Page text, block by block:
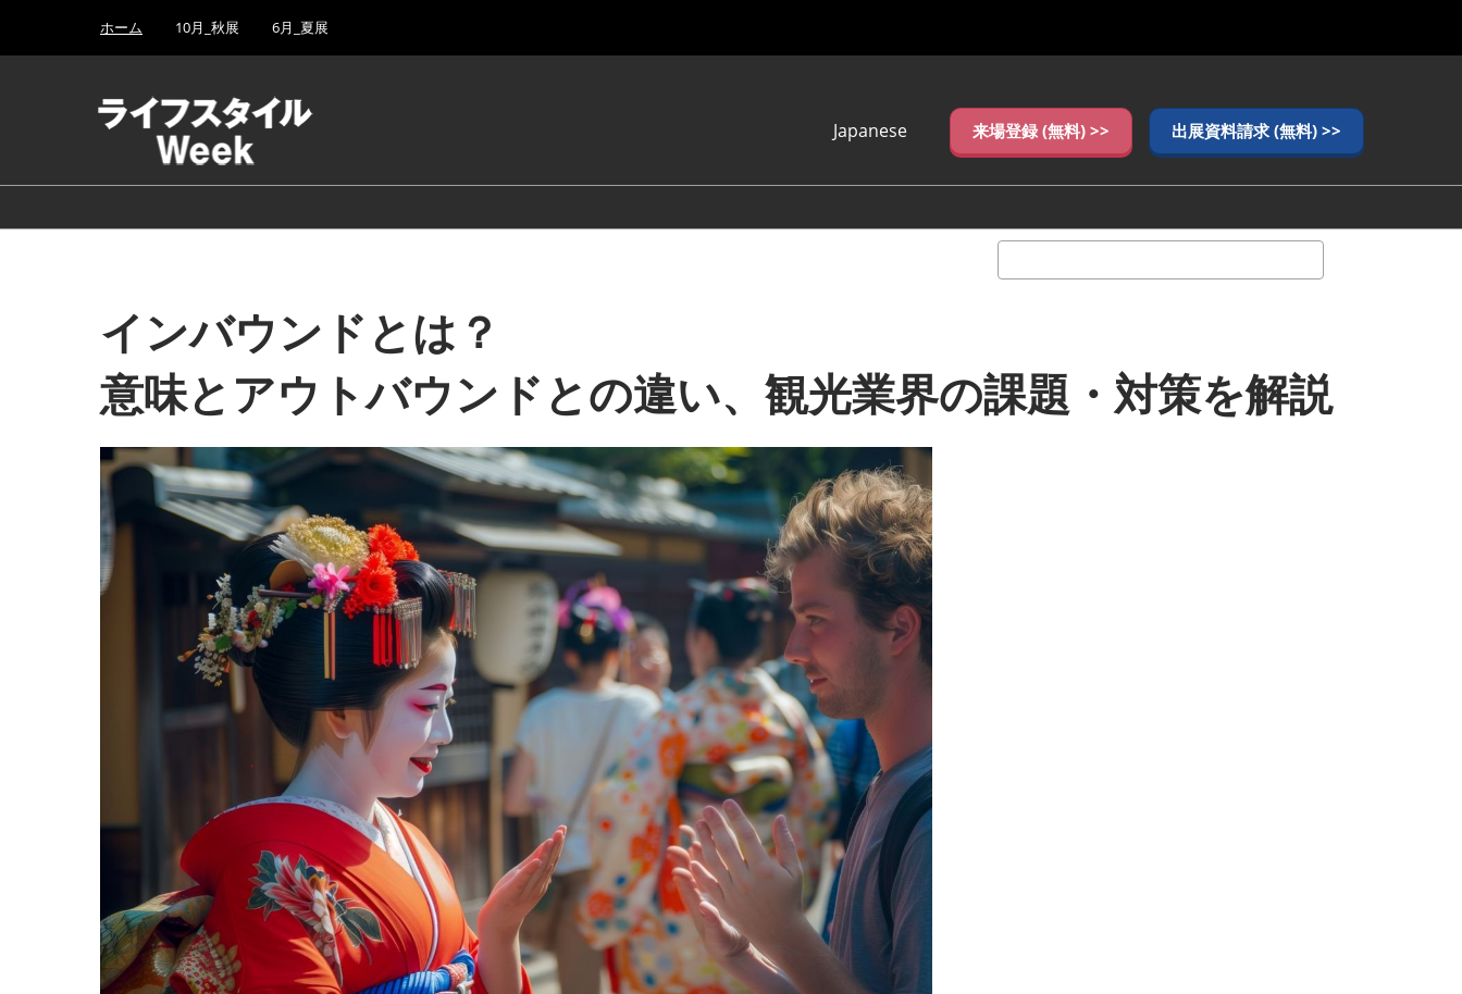
キ
プ
し
to
ホーム 10月_秋展 6月_夏展
Japanese
简体中文
来場登録 (無料) >> 出展資料請求 (無料) >>
インバウンドとは？
意味とアウトバウンドとの違い、観光業界の課題・対策を解説